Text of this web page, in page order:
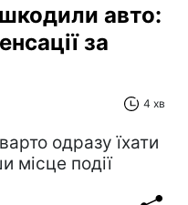
авто:
за
4 хв
одразу їхати
місце події